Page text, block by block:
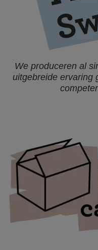
We produceren al
uitgebreide ervaring